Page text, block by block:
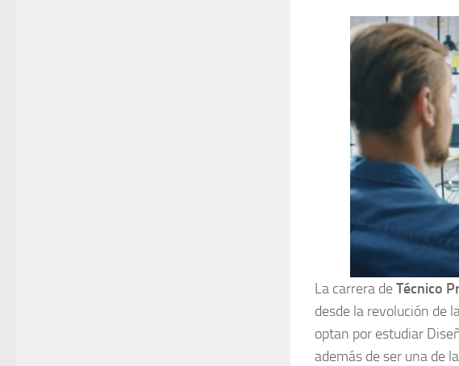
La carrera deTécnico
desde la revolución de
optan por estudiar
además de ser una de